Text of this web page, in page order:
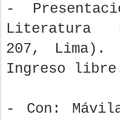
-
Literatura
207, Lima).
Ingreso
- Con: